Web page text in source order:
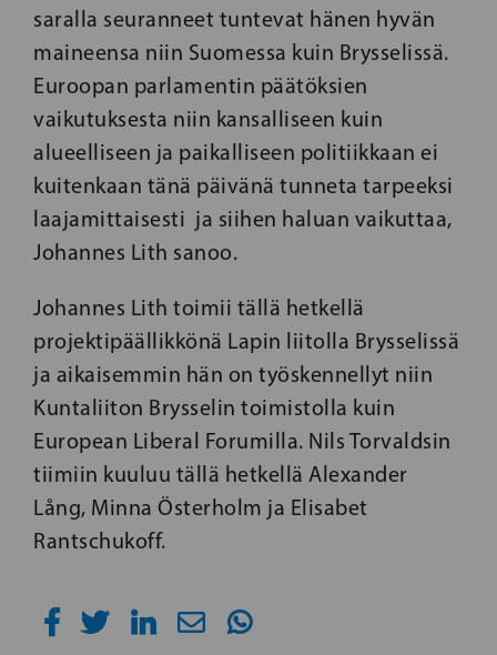
saralla seuranneet tuntevat hänen hyvän
maineensa niin Suomessa kuin Brysselissä.
Euroopan parlamentin päätöksien
vaikutuksesta niin kansalliseen kuin
alueelliseen ja paikalliseen politiikkaan ei
kuitenkaan tänä päivänä tunneta tarpeeksi
laajamittaisesti ja siihen haluan vaikuttaa,
Johannes Lith sanoo.
Johannes Lith toimii tällä hetkellä
projektipäällikkönä Lapin liitolla Brysselissä
ja aikaisemmin hän on työskennellyt niin
Kuntaliiton Brysselin toimistolla kuin
European Liberal Forumilla. Nils Torvaldsin
tiimiin kuuluu tällä hetkellä Alexander
Lång, Minna Österholm ja Elisabet
Rantschukoff.